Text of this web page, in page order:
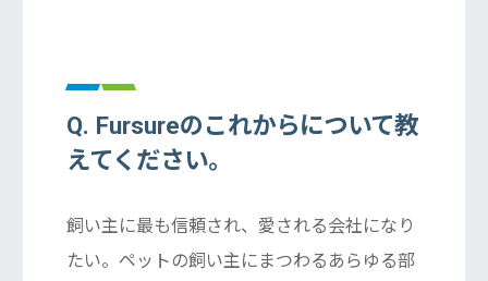
Q. Fursureのこれからについて教
えてください。
飼い主に最も信頼され、愛される会社になり
たい。ペットの飼い主にまつわるあらゆる部